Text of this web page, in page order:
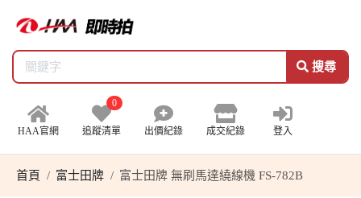
搜尋
HAA官網
0
追蹤清單 出價紀錄 成交紀錄 登入
首頁 富士田牌 富士田牌 無刷馬達繞線機 FS-782B